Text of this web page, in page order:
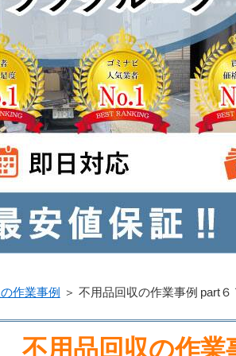
作業事例 ＞ 不用品回収の作業事例 part６
不用品回収の作業